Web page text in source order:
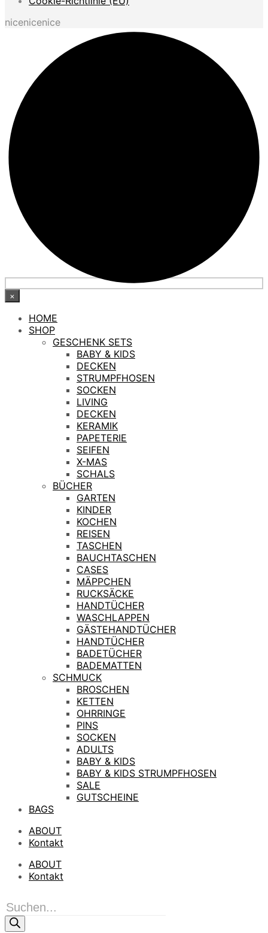
nicenicenice
×
HOME
SHOP
GESCHENK SETS
BABY & KIDS
DECKEN
STRUMPFHOSEN
SOCKEN
LIVING
DECKEN
KERAMIK
PAPETERIE
SEIFEN
X-MAS
SCHALS
BÜCHER
GARTEN
KINDER
KOCHEN
REISEN
TASCHEN
BAUCHTASCHEN
CASES
MÄPPCHEN
RUCKSÄCKE
HANDTÜCHER
WASCHLAPPEN
GÄSTEHANDTÜCHER
HANDTÜCHER
BADETÜCHER
BADEMATTEN
SCHMUCK
BROSCHEN
KETTEN
OHRRINGE
PINS
SOCKEN
ADULTS
BABY & KIDS
BABY & KIDS STRUMPFHOSEN
SALE
GUTSCHEINE
BAGS
ABOUT
Kontakt
ABOUT
Kontakt
Products
search